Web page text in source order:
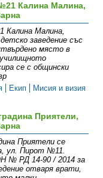
Калина Малина,
Калина Малина,
заведение със
място в
се с общински
Екип Мисия и визия
Приятели,
Приятели се
ул. Пирот №11.
№ РД 14-90 / 2014 за
отваря врати,